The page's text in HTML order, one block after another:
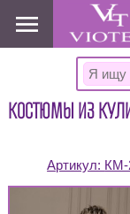
КОСТЮМЫ ИЗ
Артикул: КМ-